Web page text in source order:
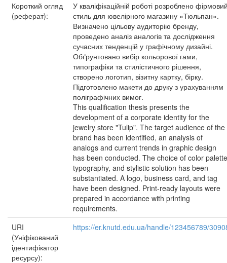
Короткий огляд
(реферат):
У кваліфікаційній роботі розроблено
стиль для ювелірного магазину «Тюльпан».
Визначено цільову аудиторію бренду,
проведено аналіз аналогів та дослідження
сучасних тенденцій у графічному дизайні.
Обґрунтовано вибір кольорової гами,
типографіки та стилістичного рішення,
створено логотип, візитну картку, бірку.
Підготовлено макети до друку з урахуванням
поліграфічних вимог.
This qualification thesis presents the
development of a corporate identity for the
jewelry store "Tulip". The target audience of the
brand has been identified, an analysis of
analogs and current trends in graphic design
has been conducted. The choice of color
typography, and stylistic solution has been
substantiated. A logo, business card, and tag
have been designed. Print-ready layouts were
prepared in accordance with printing
requirements.
URI
(Уніфікований
ідентифікатор
ресурсу):
https://er.knutd.edu.ua/handle/123456789/